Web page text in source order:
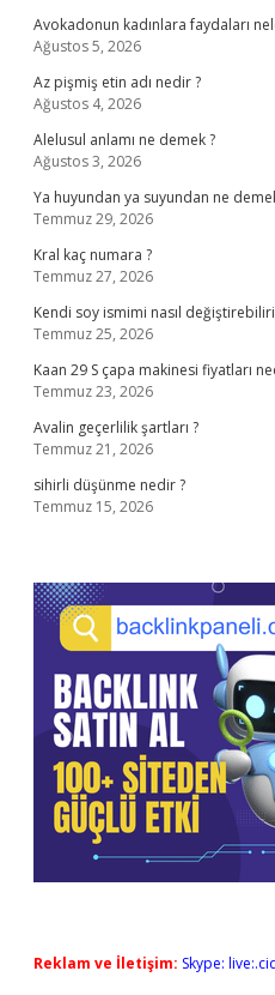
Avokadonun kadınlara faydaları
Ağustos 5, 2026
Az pişmiş etin adı nedir ?
Ağustos 4, 2026
Alelusul anlamı ne demek ?
Ağustos 3, 2026
Ya huyundan ya suyundan ne
Temmuz 29, 2026
Kral kaç numara ?
Temmuz 27, 2026
Kendi soy ismimi nasıl
Temmuz 25, 2026
Kaan 29 S çapa makinesi fiyatları
Temmuz 23, 2026
Avalin geçerlilik şartları ?
Temmuz 21, 2026
sihirli düşünme nedir ?
Temmuz 15, 2026
Reklam ve İletişim: Skype: